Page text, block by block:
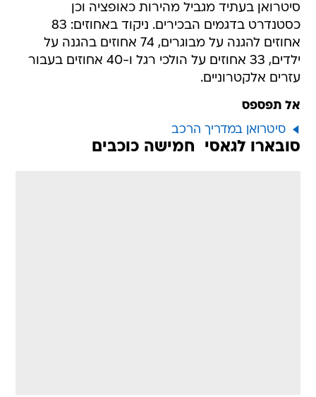
סיטרואן בעתיד מגביל מהירות כאופציה וכן
כסטנדרט בדגמים הבכירים. ניקוד באחוזים: 83
אחוזים להגנה על מבוגרים, 74 אחוזים בהגנה על
ילדים, 33 אחוזים על הולכי רגל ו-40 אחוזים בעבור
עזרים אלקטרוניים.
אל תפספס
סיטרואן במדריך הרכב
סובארו לגאסי  חמישה כוכבים